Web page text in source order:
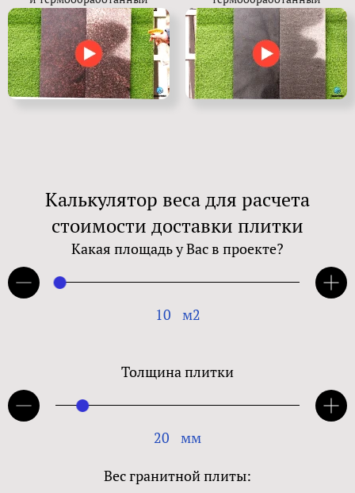
Калькулятор веса для расчета
стоимости доставки плитки
Какая площадь у Вас в проекте?
10 м2
Толщина плитки
20
мм
Вес гранитной плиты: